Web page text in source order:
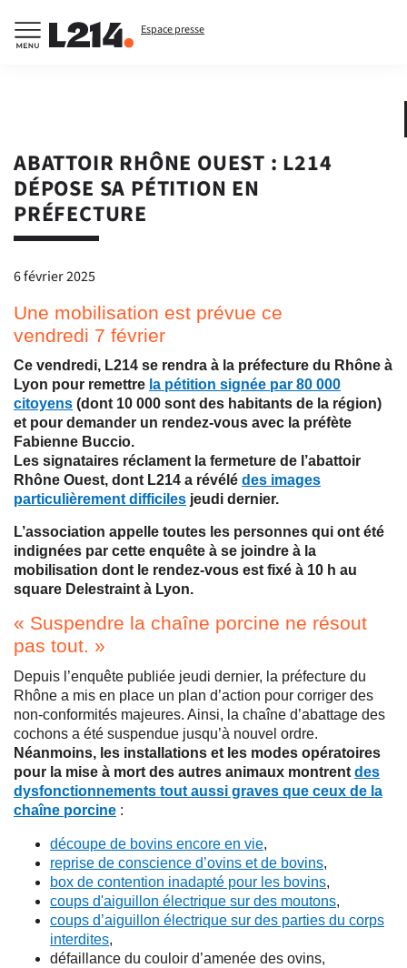
Espace presse
ABATTOIR RHÔNE OUEST : L214
DÉPOSE SA PÉTITION EN
PRÉFECTURE
6 février 2025
Une mobilisation est prévue ce
vendredi 7 février
Ce vendredi, L214 se rendra à la préfecture du Rhône à
Lyon pour remettre la pétition signée par 80 000
citoyens (dont 10 000 sont des habitants de la région)
et pour demander un rendez-vous avec la préfète
Fabienne Buccio.
Les signataires réclament la fermeture de l’abattoir
Rhône Ouest, dont L214 a révélé des images
particulièrement difficiles jeudi dernier.
L’association appelle toutes les personnes qui ont été
indignées par cette enquête à se joindre à la
mobilisation dont le rendez-vous est fixé à 10 h au
square Delestraint à Lyon.
« Suspendre la chaîne porcine ne résout
pas tout. »
Depuis l’enquête publiée jeudi dernier, la préfecture du
Rhône a mis en place un plan d’action pour corriger des
non-conformités majeures. Ainsi, la chaîne d’abattage des
cochons a été suspendue jusqu’à nouvel ordre.
Néanmoins, les installations et les modes opératoires
pour la mise à mort des autres animaux montrent des
dysfonctionnements tout aussi graves que ceux de la
chaîne porcine :
découpe de bovins encore en vie,
reprise de conscience d’ovins et de bovins,
box de contention inadapté pour les bovins,
coups d'aiguillon électrique sur des moutons,
coups d’aiguillon électrique sur des parties du corps
interdites,
défaillance du couloir d’amenée des ovins,